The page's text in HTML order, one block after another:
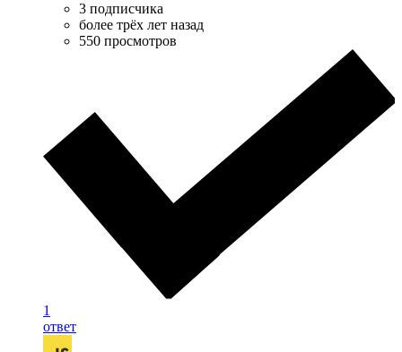
3 подписчика
более трёх лет назад
550 просмотров
1
ответ